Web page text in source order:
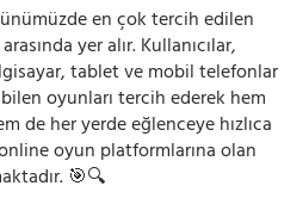
en çok tercih edilen
yer alır. Kullanıcılar,
tablet ve mobil telefonlar
oyunları tercih ederek hem
de her yerde eğlenceye hızlıca
oyun platformlarına olan
🎯🔍